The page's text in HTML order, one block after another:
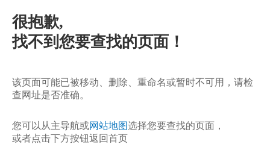
很抱歉,
找不到您要查找的页面！
该页面可能已被移动、删除、重命名或暂时不可用，请检
查网址是否准确。
您可以从主导航或网站地图选择您要查找的页面，
或者点击下方按钮返回首页